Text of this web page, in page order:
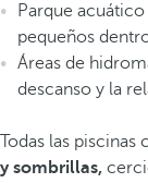
Parque
pequeños
Áreas de
descanso y la
Todas las piscinas
y sombrillas,